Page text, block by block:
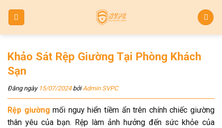
Khảo Sát Rệp Giường Tại Phòng Khách
Sạn
Đăng ngày 15/07/2024bởiAdmin SVPC
Rệp giường mối nguy hiển tiềm ẩn trên chính chiếc giường
thân yêu của bạn. Rệp làm ảnh hưởng đến sức khỏe của